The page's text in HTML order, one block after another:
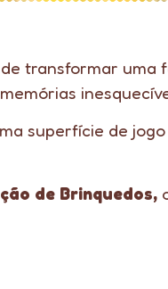
transformar uma
superfície de
de Brinquedos,